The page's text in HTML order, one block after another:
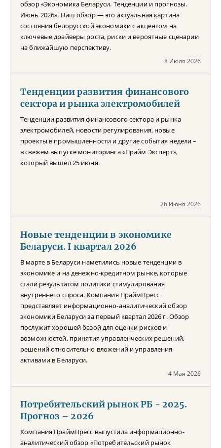
обзор «Экономика Беларуси. Тенденции и прогнозы.
Июнь 2026». Наш обзор — это актуальная картина
состояния белорусской экономики с акцентом на
ключевые драйверы роста, риски и вероятные сценарии
на ближайшую перспективу.
8 Июля 2026
Тенденции развития финансового
сектора и рынка электромобилей
Тенденции развития финансового сектора и рынка
электромобилей, новости регулирования, новые
проекты в промышленности и другие события недели –
в свежем выпуске мониторинга «Прайм Эксперт»,
который вышел 25 июня.
26 Июня 2026
Новые тенденции в экономике
Беларуси. I квартал 2026
В марте в Беларуси наметились новые тенденции в
экономике и на денежно-кредитном рынке, которые
стали результатом политики стимулирования
внутреннего спроса. Компания ПраймПресс
представляет информационно-аналитический обзор
экономики Беларуси за первый квартал 2026 г. Обзор
послужит хорошей базой для оценки рисков и
возможностей, принятия управленческих решений,
решений относительно вложений и управления
активами в Беларуси.
4 Мая 2026
Потребительский рынок РБ - 2025.
Прогноз – 2026
Компания ПраймПресс выпустила информационно-
аналитический обзор «Потребительский рынок